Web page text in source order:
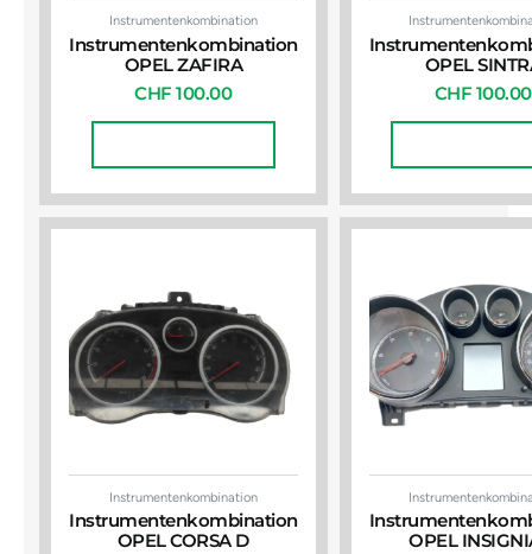
Instrumentenkombination
Instrumentenkombination
OPEL ZAFIRA
CHF 100.00
OPEL
CHF 100.00
Instrumentenkombination
Instrumentenkombination
OPEL CORSA D
OPEL